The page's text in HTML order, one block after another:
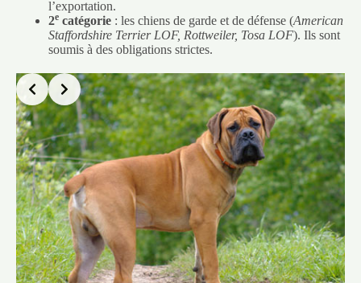
l’exportation.
2e catégorie : les chiens de garde et de défense (American
Staffordshire Terrier LOF, Rottweiler, Tosa LOF). Ils sont
soumis à des obligations strictes.
Slide 3 of 4